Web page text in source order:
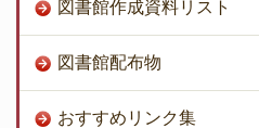
図書館作成資料リスト
図書館配布物
おすすめリンク集